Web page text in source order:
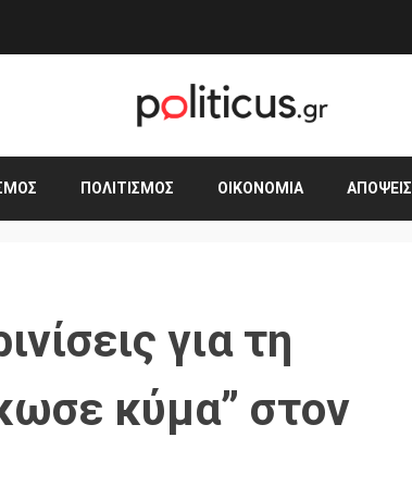
ΠΟΛΙΤΙΣΜΌΣ ΟΙΚΟΝΟΜΊΑ ΑΠΌΨΕΙΣ
για τη
κύμα” στον